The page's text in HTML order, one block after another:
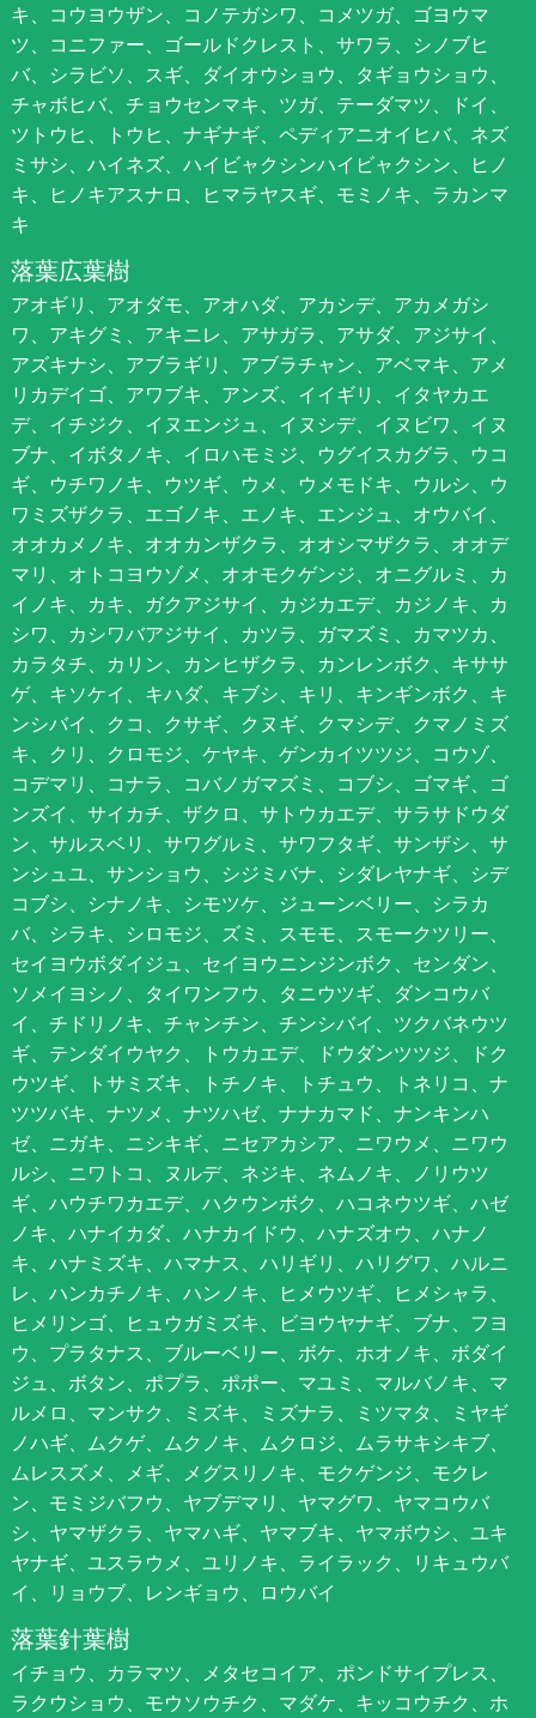
キ、コウヨウザン、コノテガシワ、コメツガ、ゴヨウマ
ツ、コニファー、ゴールドクレスト、サワラ、シノブヒ
バ、シラビソ、スギ、ダイオウショウ、タギョウショウ、
チャボヒバ、チョウセンマキ、ツガ、テーダマツ、ドイ、
ツトウヒ、トウヒ、ナギナギ、ペディアニオイヒバ、ネズ
ミサシ、ハイネズ、ハイビャクシンハイビャクシン、ヒノ
キ、ヒノキアスナロ、ヒマラヤスギ、モミノキ、ラカンマ
キ
落葉広葉樹
アオギリ、アオダモ、アオハダ、アカシデ、アカメガシ
ワ、アキグミ、アキニレ、アサガラ、アサダ、アジサイ、
アズキナシ、アブラギリ、アブラチャン、アベマキ、アメ
リカデイゴ、アワブキ、アンズ、イイギリ、イタヤカエ
デ、イチジク、イヌエンジュ、イヌシデ、イヌビワ、イヌ
ブナ、イボタノキ、イロハモミジ、ウグイスカグラ、ウコ
ギ、ウチワノキ、ウツギ、ウメ、ウメモドキ、ウルシ、ウ
ワミズザクラ、エゴノキ、エノキ、エンジュ、オウバイ、
オオカメノキ、オオカンザクラ、オオシマザクラ、オオデ
マリ、オトコヨウゾメ、オオモクゲンジ、オニグルミ、カ
イノキ、カキ、ガクアジサイ、カジカエデ、カジノキ、カ
シワ、カシワバアジサイ、カツラ、ガマズミ、カマツカ、
カラタチ、カリン、カンヒザクラ、カンレンボク、キササ
ゲ、キソケイ、キハダ、キブシ、キリ、キンギンボク、キ
ンシバイ、クコ、クサギ、クヌギ、クマシデ、クマノミズ
キ、クリ、クロモジ、ケヤキ、ゲンカイツツジ、コウゾ、
コデマリ、コナラ、コバノガマズミ、コブシ、ゴマギ、ゴ
ンズイ、サイカチ、ザクロ、サトウカエデ、サラサドウダ
ン、サルスベリ、サワグルミ、サワフタギ、サンザシ、サ
ンシュユ、サンショウ、シジミバナ、シダレヤナギ、シデ
コブシ、シナノキ、シモツケ、ジューンベリー、シラカ
バ、シラキ、シロモジ、ズミ、スモモ、スモークツリー、
セイヨウボダイジュ、セイヨウニンジンボク、センダン、
ソメイヨシノ、タイワンフウ、タニウツギ、ダンコウバ
イ、チドリノキ、チャンチン、チンシバイ、ツクバネウツ
ギ、テンダイウヤク、トウカエデ、ドウダンツツジ、ドク
ウツギ、トサミズキ、トチノキ、トチュウ、トネリコ、ナ
ツツバキ、ナツメ、ナツハゼ、ナナカマド、ナンキンハ
ゼ、ニガキ、ニシキギ、ニセアカシア、ニワウメ、ニワウ
ルシ、ニワトコ、ヌルデ、ネジキ、ネムノキ、ノリウツ
ギ、ハウチワカエデ、ハクウンボク、ハコネウツギ、ハゼ
ノキ、ハナイカダ、ハナカイドウ、ハナズオウ、ハナノ
キ、ハナミズキ、ハマナス、ハリギリ、ハリグワ、ハルニ
レ、ハンカチノキ、ハンノキ、ヒメウツギ、ヒメシャラ、
ヒメリンゴ、ヒュウガミズキ、ビヨウヤナギ、ブナ、フヨ
ウ、プラタナス、ブルーベリー、ボケ、ホオノキ、ボダイ
ジュ、ボタン、ポプラ、ポポー、マユミ、マルバノキ、マ
ルメロ、マンサク、ミズキ、ミズナラ、ミツマタ、ミヤギ
ノハギ、ムクゲ、ムクノキ、ムクロジ、ムラサキシキブ、
ムレスズメ、メギ、メグスリノキ、モクゲンジ、モクレ
ン、モミジバフウ、ヤブデマリ、ヤマグワ、ヤマコウバ
シ、ヤマザクラ、ヤマハギ、ヤマブキ、ヤマボウシ、ユキ
ヤナギ、ユスラウメ、ユリノキ、ライラック、リキュウバ
イ、リョウブ、レンギョウ、ロウバイ
落葉針葉樹
イチョウ、カラマツ、メタセコイア、ポンドサイプレス、
ラクウショウ、モウソウチク、マダケ、キッコウチク、ホ